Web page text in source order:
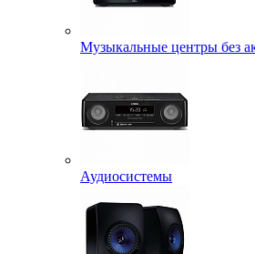
Музыкальные центры без
Аудиосистемы